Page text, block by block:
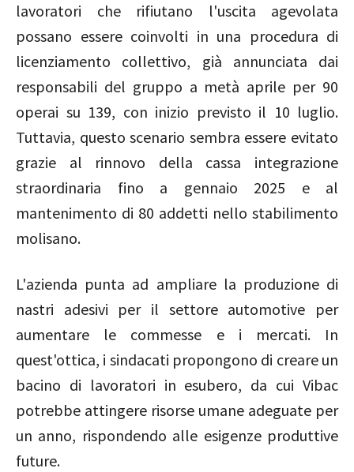
lavoratori che rifiutano l'uscita agevolata
possano essere coinvolti in una procedura di
licenziamento collettivo, già annunciata dai
responsabili del gruppo a metà aprile per 90
operai su 139, con inizio previsto il 10 luglio.
Tuttavia, questo scenario sembra essere evitato
grazie al rinnovo della cassa integrazione
straordinaria fino a gennaio 2025 e al
mantenimento di 80 addetti nello stabilimento
molisano.
L'azienda punta ad ampliare la produzione di
nastri adesivi per il settore automotive per
aumentare le commesse e i mercati. In
quest'ottica, i sindacati propongono di creare un
bacino di lavoratori in esubero, da cui Vibac
potrebbe attingere risorse umane adeguate per
un anno, rispondendo alle esigenze produttive
future.